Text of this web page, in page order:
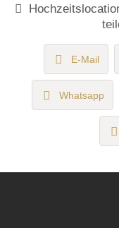
E-Mail
Whatsapp